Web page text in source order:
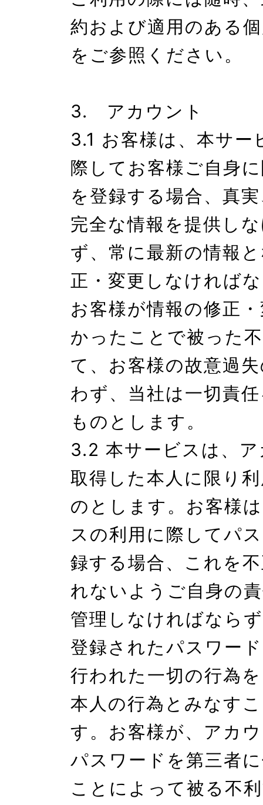
約および適用のある
をご参照ください。
3.　アカウント
3.1 お客様は、本サー
際してお客様ご自身
を登録する場合、真
完全な情報を提供し
ず、常に最新の情報
正・変更しなければ
お客様が情報の修正
かったことで被った
て、お客様の故意過
わず、当社は一切責
ものとします。
3.2 本サービスは、
取得した本人に限り
のとします。お客様
スの利用に際してパ
録する場合、これを
れないようご自身の
管理しなければなら
登録されたパスワー
行われた一切の行為
本人の行為とみなす
す。お客様が、アカ
パスワードを第三者
ことによって被る不